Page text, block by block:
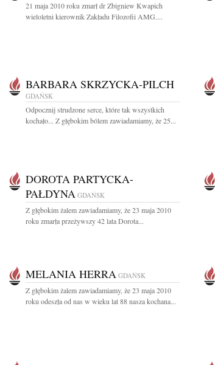
21 maja 2010 roku zmarł dr Zbigniew Kwapich
wieloletni kierownik Zakładu Filozofii AMG....
BARBARA SKRZYCKA-PILCH
GDAŃSK
Odpocznij strudzone serce, które tak wszystkich
kochało... Z głębokim bólem zawiadamiamy, że 25...
DOROTA PARTYCKA-
PAŁDYNA GDAŃSK
Z głębokim żalem zawiadamiamy, że 23 maja 2010
roku zmarła przeżywszy 42 lata Dorota...
MELANIA HERRA GDAŃSK
Z głębokim żalem zawiadamiamy, że 23 maja 2010
roku odeszła od nas w wieku lat 88 nasza kochana...